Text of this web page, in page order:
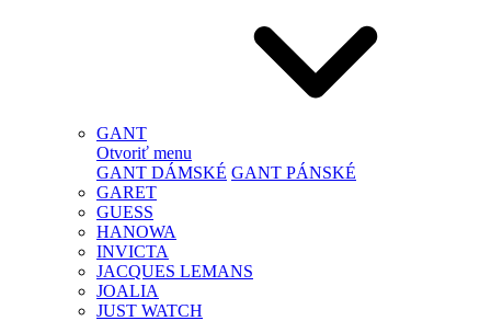
GANT
Otvoriť menu
GANT DÁMSKÉ GANT PÁNSKÉ
GARET
GUESS
HANOWA
INVICTA
JACQUES LEMANS
JOALIA
JUST WATCH